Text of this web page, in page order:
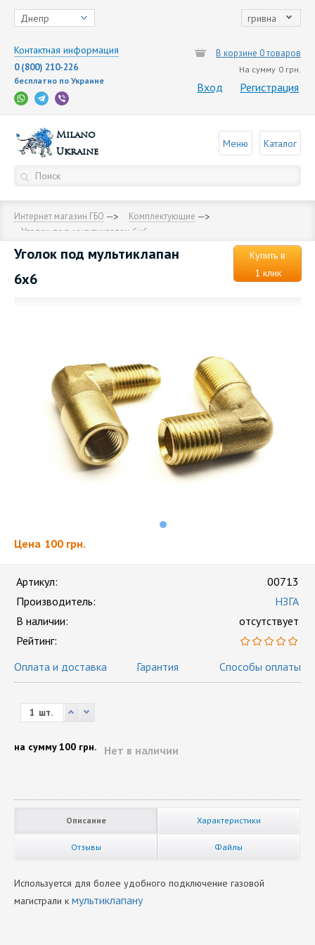
Днепр гривна
Контактная информация
0 (800) 210-226
бесплатно по Украине
В корзине 0 товаров
На сумму 0 грн.
Вход Регистрация
Milano
Ukraine
Меню Каталог
Интернет магазин ГБО Комплектующие
Уголок под мультиклапан 6х6
Уголок под мультиклапан
6х6
Купить в
1 клик
Цена 100 грн.
Артикул:
00713
Производитель:
НЗГА
В наличии:
отсутствует
Рейтинг:
Оплата и доставка
Гарантия Способы оплаты
шт.
Нет в наличии
на сумму100 грн.
Описание Характеристики
Отзывы Файлы
Используется для более удобного подключение газовой
магистрали к мультиклапану